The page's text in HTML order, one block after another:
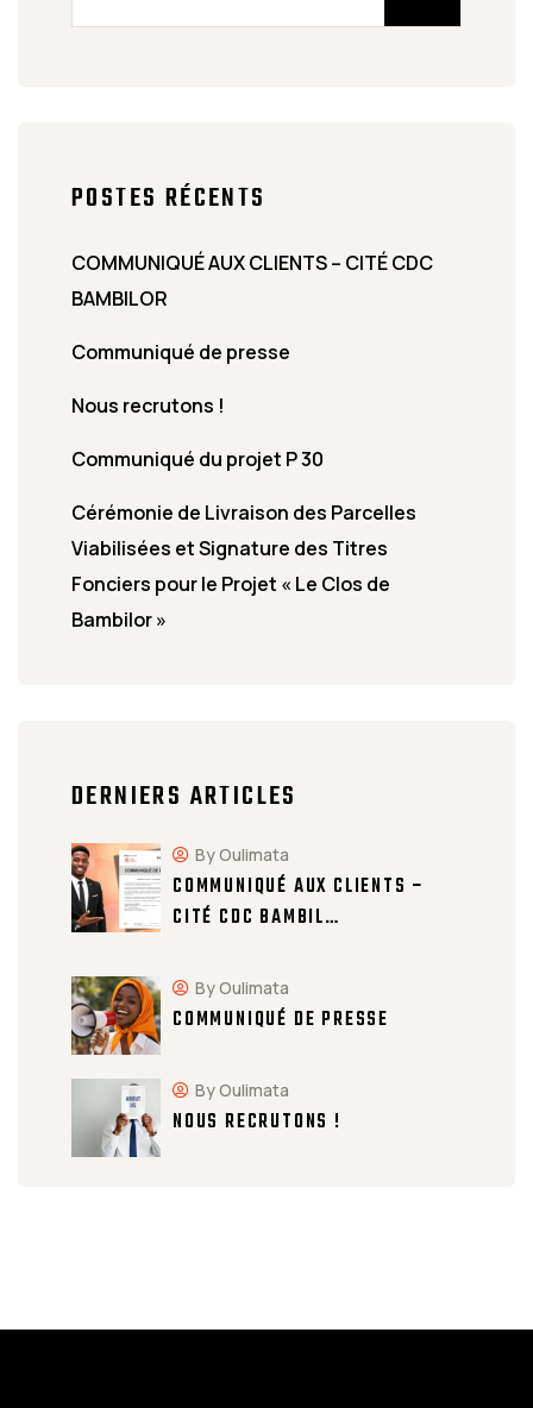
POSTES RÉCENTS
COMMUNIQUÉ AUX CLIENTS – CITÉ CDC
BAMBILOR
Communiqué de presse
Nous recrutons !
Communiqué du projet P 30
Cérémonie de Livraison des Parcelles
Viabilisées et Signature des Titres
Fonciers pour le Projet « Le Clos de
Bambilor »
DERNIERS ARTICLES
COMMUNIQUÉ AUX CLIENTS –
CITÉ CDC BAMBIL…
By Oulimata
COMMUNIQUÉ DE PRESSE
By Oulimata
NOUS RECRUTONS !
By Oulimata